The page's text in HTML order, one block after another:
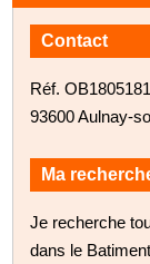
Contact
Réf.
93600 Aulnay-
Ma
Je recherche
dans le